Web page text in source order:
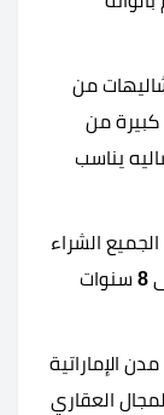
من
كبيرة من
يناسب
الشراء
8 سنوات
الإماراتية
العقاري